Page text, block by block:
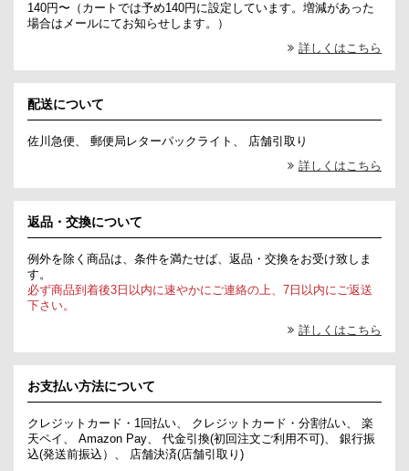
140円〜（カートでは予め140円に設定しています。増減があった
場合はメールにてお知らせします。）
詳しくはこちら
配送について
佐川急便、 郵便局レターパックライト、 店舗引取り
詳しくはこちら
返品・交換について
例外を除く商品は、条件を満たせば、返品・交換をお受け致しま
す。
必ず商品到着後3日以内に速やかにご連絡の上、7日以内にご返送
下さい。
詳しくはこちら
お支払い方法について
クレジットカード・1回払い、 クレジットカード・分割払い、 楽
天ペイ、 Amazon Pay、 代金引換(初回注文ご利用不可)、 銀行振
込(発送前振込）、 店舗決済(店舗引取り)